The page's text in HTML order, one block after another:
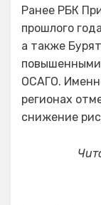
Ранее РБК
прошлого
а также
ОСАГО.
регионах
снижение